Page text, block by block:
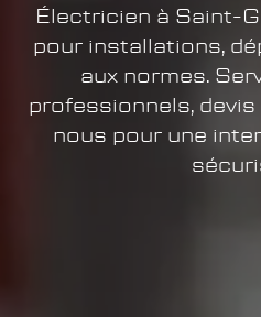
Électricien à Saint-
pour installations,
aux normes.
professionnels,
nous pour une